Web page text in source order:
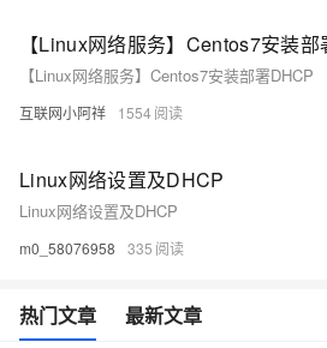
【Linux网络服务】Centos7安装
【Linux网络服务】Centos7安装部署DHCP
互联网小阿祥 1554
Linux网络设置及DHCP
Linux网络设置及DHCP
m0_58076958 335
热门文章 最新文章